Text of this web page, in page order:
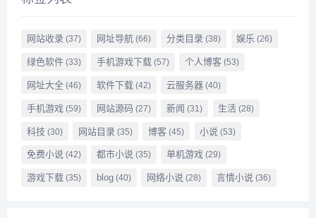
网站收录(37) 网址导航(66) 分类目录 (38) 娱乐 (26)
绿色软件(33) 手机游戏下载(57) 个人博客 (53)
网址大全(46) 软件下载(42) 云服务器 (40)
手机游戏(59) 网站源码 (27) 新闻 (31) 生活 (28)
科技 (30) 网站目录(35) 博客 (45) 小说 (53)
免费小说(42) 都市小说(35) 单机游戏 (29)
游戏下载(35) blog(40) 网络小说 (28) 言情小说 (36)